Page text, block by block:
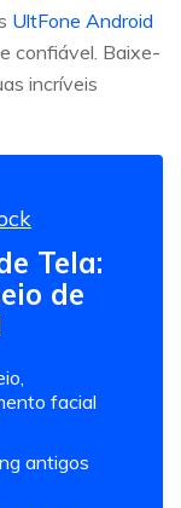
UltFone Android
confiável. Baixe-
incríveis
Tela:
de
facial
antigos